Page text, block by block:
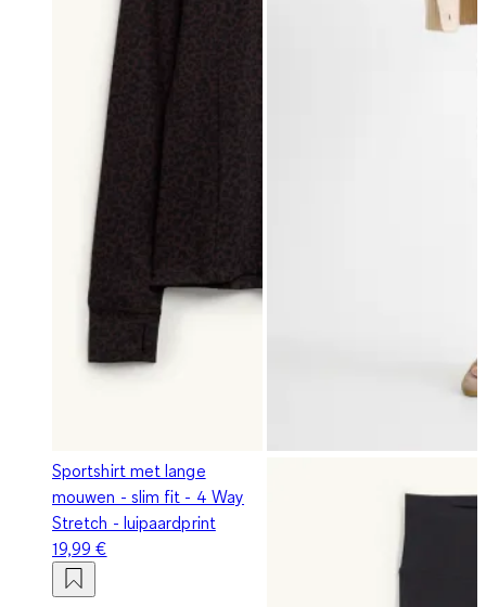
Sportshirt met lange
mouwen - slim fit - 4 Way
Stretch - luipaardprint
19,99 €